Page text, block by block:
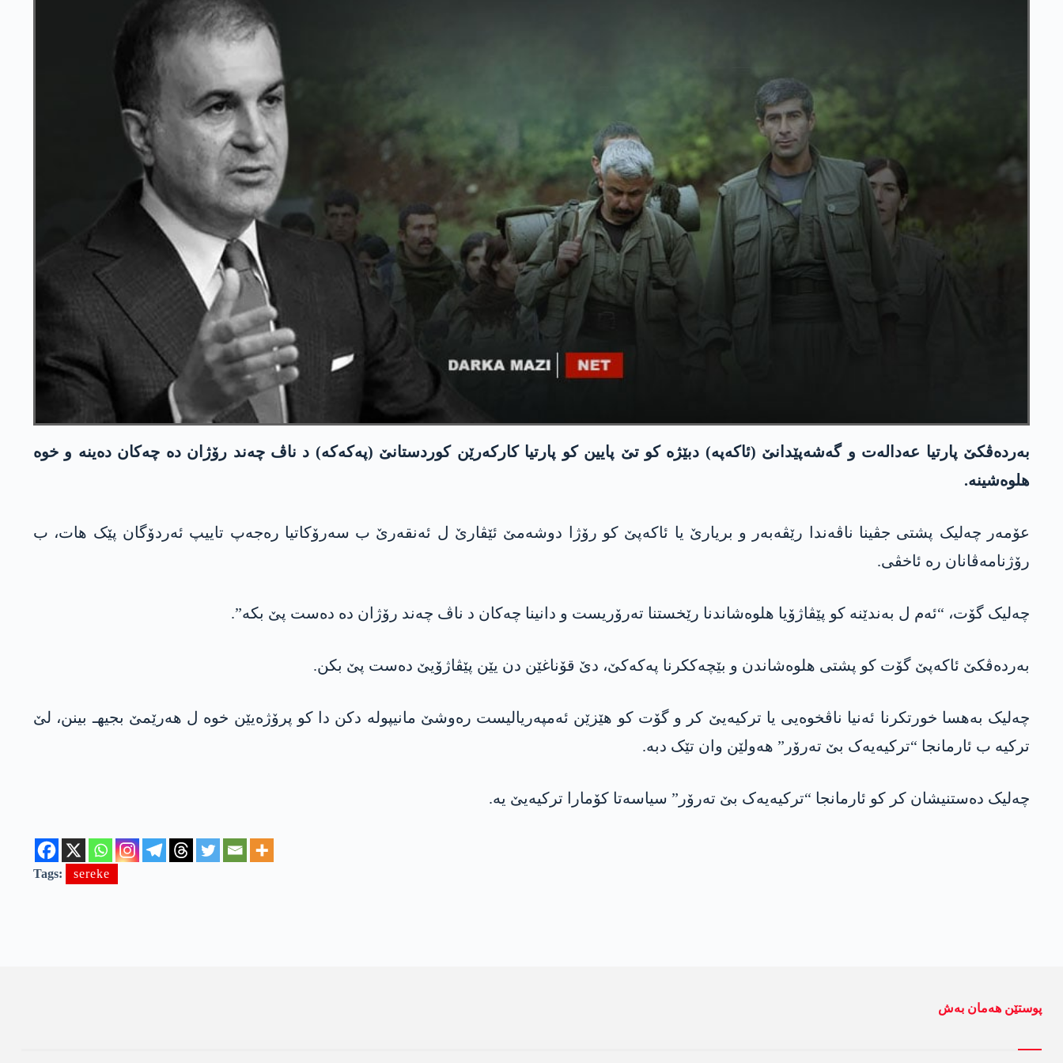
بەردەڤکێ پارتیا عەدالەت و گەشەپێدانێ (ئاكه‌په‌) دبێژە کو تێ پایین کو پارتیا کارکەرێن کوردستانێ (په‌كه‌كه‌) د ناڤ چەند رۆژان دە چەکان دەینە و خوە
هلوه‌شینه‌.
عۆمەر چەلیک پشتی جڤینا ناڤەندا رێڤەبەر و بریارێ یا ئاكه‌پێ کو رۆژا دوشەمێ ئێڤارێ ل ئەنقەرێ ب سەرۆکاتیا رەجەپ تاییپ ئەردۆگان پێک هات، ب
رۆژنامەڤانان رە ئاخڤی.
چەلیک گۆت، “ئەم ل بەندێنە کو پێڤاژۆیا هلوەشاندنا رێخستنا تەرۆریست و دانینا چەکان د ناڤ چەند رۆژان دە ده‌ست پێ بكه‌”.
بەردەڤکێ ئاكه‌پێ گۆت کو پشتی هلوەشاندن و بێچەککرنا په‌كه‌كێ، دێ قۆناغێن دن یێن پێڤاژۆیێ دەست پێ بکن.
چەلیک بەهسا خورتکرنا ئەنیا ناڤخوەیی یا ترکیەیێ کر و گۆت کو هێزێن ئەمپەریالیست رەوشێ مانیپولە دکن دا کو پرۆژەیێن خوە ل هەرێمێ بجیهـ بینن، لێ
ترکیە ب ئارمانجا “ترکیەیەک بێ تەرۆر” هەولێن وان تێک دبە.
چەلیک دەستنیشان کر کو ئارمانجا “ترکیەیەک بێ تەرۆر” سیاسەتا کۆمارا ترکیەیێ یە.
Tags: sereke
پوستێن ھەمان بەش